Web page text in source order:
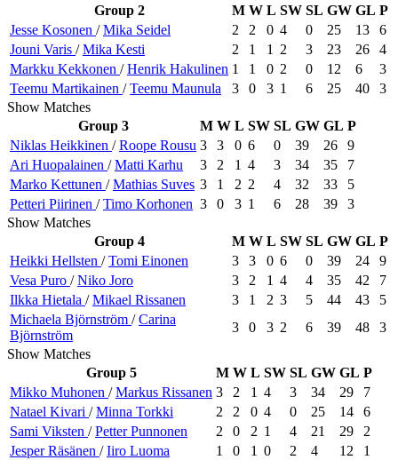
Group 2
M W L SW SL GW GL P
Jesse Kosonen /Mika Seidel 2 2 0 4 0 25 13
6
Jouni Varis /Mika Kesti 2 1 1 2 3 23 26
4
Markku Kekkonen /Henrik Hakulinen 1 1 0 2 0 12 6
3
Teemu Martikainen /Teemu Maunula 3 0 3 1 6 25 40
3
Show Matches
Group 3
M W L SW SL GW GL P
Niklas Heikkinen /Roope Rousu 3 3 0 6 0 39 26
9
Ari Huopalainen /Matti Karhu 3 2 1 4 3 34 35
7
Marko Kettunen /Mathias Suves 3 1 2 2 4 32 33
5
Petteri Piirinen /Timo Korhonen 3 0 3 1 6 28 39
3
Show Matches
Group 4
M W L SW SL GW GL P
Heikki Hellsten /Tomi Einonen 3 3 0 6 0 39 24
9
Vesa Puro /Niko Joro 3 2 1 4 4 35 42
7
Ilkka Hietala /Mikael Rissanen 3 1 2 3 5 44 43
5
Michaela Björnström /Carina
Björnström
3 0 3 2 6 39 48
3
Show Matches
Group 5
M W L SW SL GW GL P
Mikko Muhonen /Markus Rissanen 3 2 1 4 3 34 29
7
Natael Kivari /Minna Torkki 2 2 0 4 0 25 14
6
Sami Viksten /Petter Punnonen 2 0 2 1 4 21 29
2
Jesper Räsänen /Iiro Luoma 1 0 1 0 2 4 12
1